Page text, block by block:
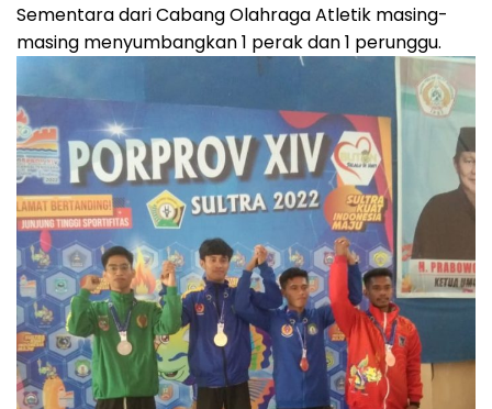
Sementara dari Cabang Olahraga Atletik masing-
masing menyumbangkan 1 perak dan 1 perunggu.